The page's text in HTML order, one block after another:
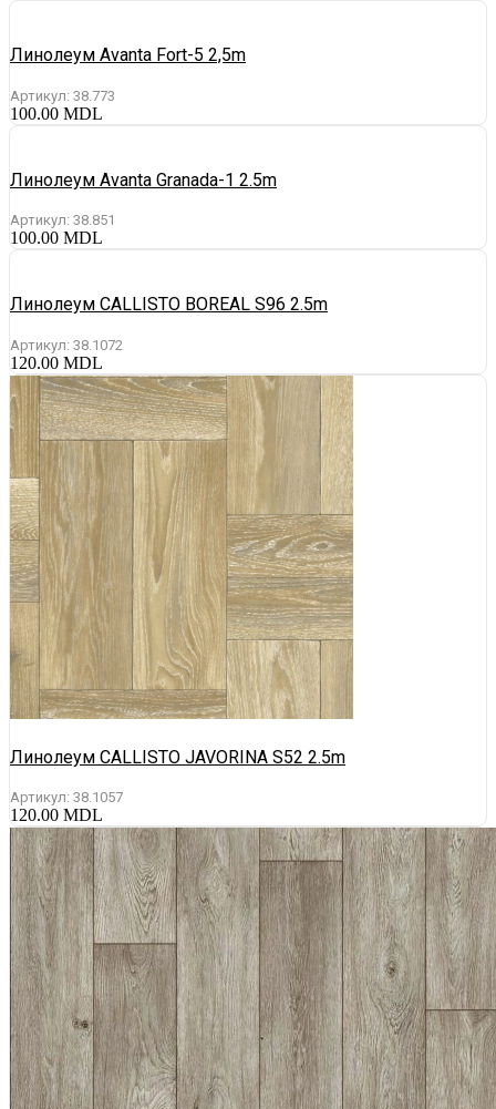
Линолеум Avanta Fort-5 2,5m
Артикул: 38.773
100.00 MDL
Линолеум Avanta Granada-1 2.5m
Артикул: 38.851
100.00 MDL
Линолеум CALLISTO BOREAL S96 2.5m
Артикул: 38.1072
120.00 MDL
Линолеум CALLISTO JAVORINA S52 2.5m
Артикул: 38.1057
120.00 MDL